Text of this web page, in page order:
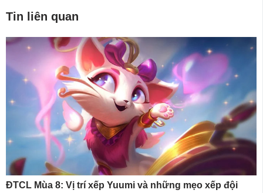
Tin liên quan
ĐTCL Mùa 8: Vị trí xếp Yuumi và những mẹo xếp đội